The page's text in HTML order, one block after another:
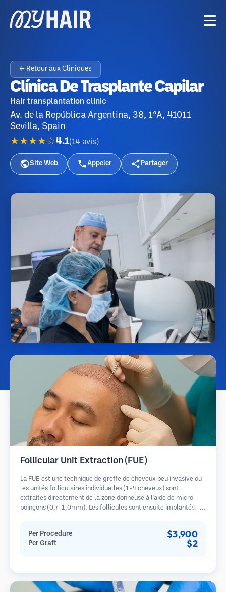
← Retour aux Cliniques
Clínica De Trasplante Capilar
Hair transplantation clinic
Av. de la República Argentina, 38, 1ºA, 41011
Sevilla, Spain
★★★★☆4.1(14 avis )
Site Web Appeler Partager
Follicular Unit Extraction (FUE)
La FUE est une technique de greffe de cheveux peu invasive où
les unités folliculaires individuelles (1-4 cheveux) sont
extraites directement de la zone donneuse à l'aide de micro-
poinçons (0,7-1,0mm). Les follicules sont ensuite implantés
guérison plus rapide par rapport aux méthodes de prélèvement
en bandelette.
Per Procedure $3,900
Per Graft $2